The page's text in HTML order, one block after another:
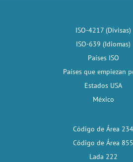
ISO-4217 (Divisas)
ISO-639 (Idiomas)
Países ISO
Países que empiezan
Estados USA
México
Código de Área 234
Código de Área 855
Lada 222